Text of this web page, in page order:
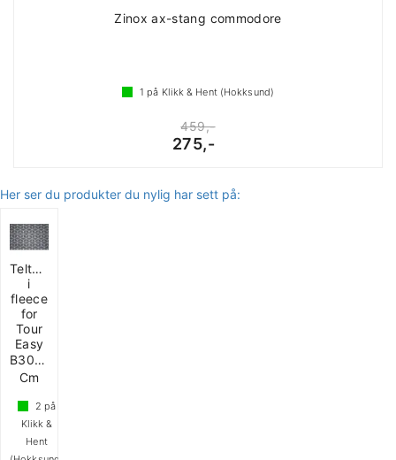
Zinox ax-stang commodore
1 på Klikk & Hent (Hokksund)
459,-
275,-
Her ser du produkter du nylig har sett på:
Teltmatte
i
fleece
for
Tour
Easy
B300X270
Cm
2 på
Klikk &
Hent